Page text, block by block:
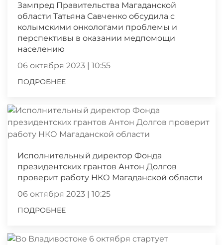
Зампред Правительства Магаданской
области Татьяна Савченко обсудила с
колымскими онкологами проблемы и
перспективы в оказании медпомощи
населению
06 октября 2023 | 10:55
ПОДРОБНЕЕ
Исполнительный директор Фонда
президентских грантов Антон Долгов
проверит работу НКО Магаданской области
06 октября 2023 | 10:25
ПОДРОБНЕЕ